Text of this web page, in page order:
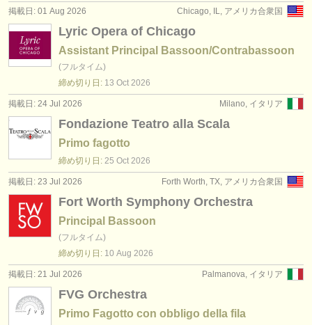
ユース オーケストラ
musicalchairs:
musicalchairsについて
お問い合わせ
rss feeds
クラシック音楽ニュース
出版社:
掲載方法
find out about ourATS
faq
ログイン
Chicago, IL, アメリカ合衆国
掲載日: 01 Aug 2026
Lyric Opera of Chicago
Assistant Principal Bassoon/Contrabassoon
(フルタイム)
締め切り日: 13 Oct 2026
Milano, イタリア
掲載日: 24 Jul 2026
Fondazione Teatro alla Scala
Primo fagotto
締め切り日: 25 Oct 2026
Forth Worth, TX, アメリカ合衆国
掲載日: 23 Jul 2026
Fort Worth Symphony Orchestra
Principal Bassoon
(フルタイム)
締め切り日: 10 Aug 2026
Palmanova, イタリア
掲載日: 21 Jul 2026
FVG Orchestra
Primo Fagotto con obbligo della fila